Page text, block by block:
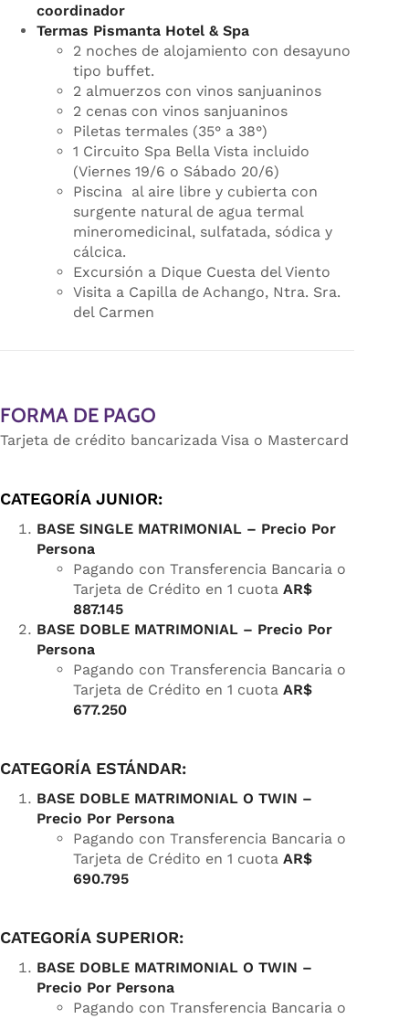
coordinador
Termas Pismanta Hotel & Spa
2 noches de alojamiento con desayuno
tipo buffet.
2 almuerzos con vinos sanjuaninos
2 cenas con vinos sanjuaninos
Piletas termales (35° a 38°)
1 Circuito Spa Bella Vista incluido
(Viernes 19/6 o Sábado 20/6)
Piscina al aire libre y cubierta con
surgente natural de agua termal
mineromedicinal, sulfatada, sódica y
cálcica.
Excursión a Dique Cuesta del Viento
Visita a Capilla de Achango, Ntra. Sra.
del Carmen
FORMA DE PAGO
Tarjeta de crédito bancarizada Visa o Mastercard
CATEGORÍA JUNIOR:
BASE SINGLE MATRIMONIAL – Precio Por
Persona
Pagando con Transferencia Bancaria o
Tarjeta de Crédito en 1 cuota AR$
887.145
BASE DOBLE MATRIMONIAL – Precio Por
Persona
Pagando con Transferencia Bancaria o
Tarjeta de Crédito en 1 cuota AR$
677.250
CATEGORÍA ESTÁNDAR:
BASE DOBLE MATRIMONIAL O TWIN –
Precio Por Persona
Pagando con Transferencia Bancaria o
Tarjeta de Crédito en 1 cuota AR$
690.795
CATEGORÍA SUPERIOR:
BASE DOBLE MATRIMONIAL O TWIN –
Precio Por Persona
Pagando con Transferencia Bancaria o